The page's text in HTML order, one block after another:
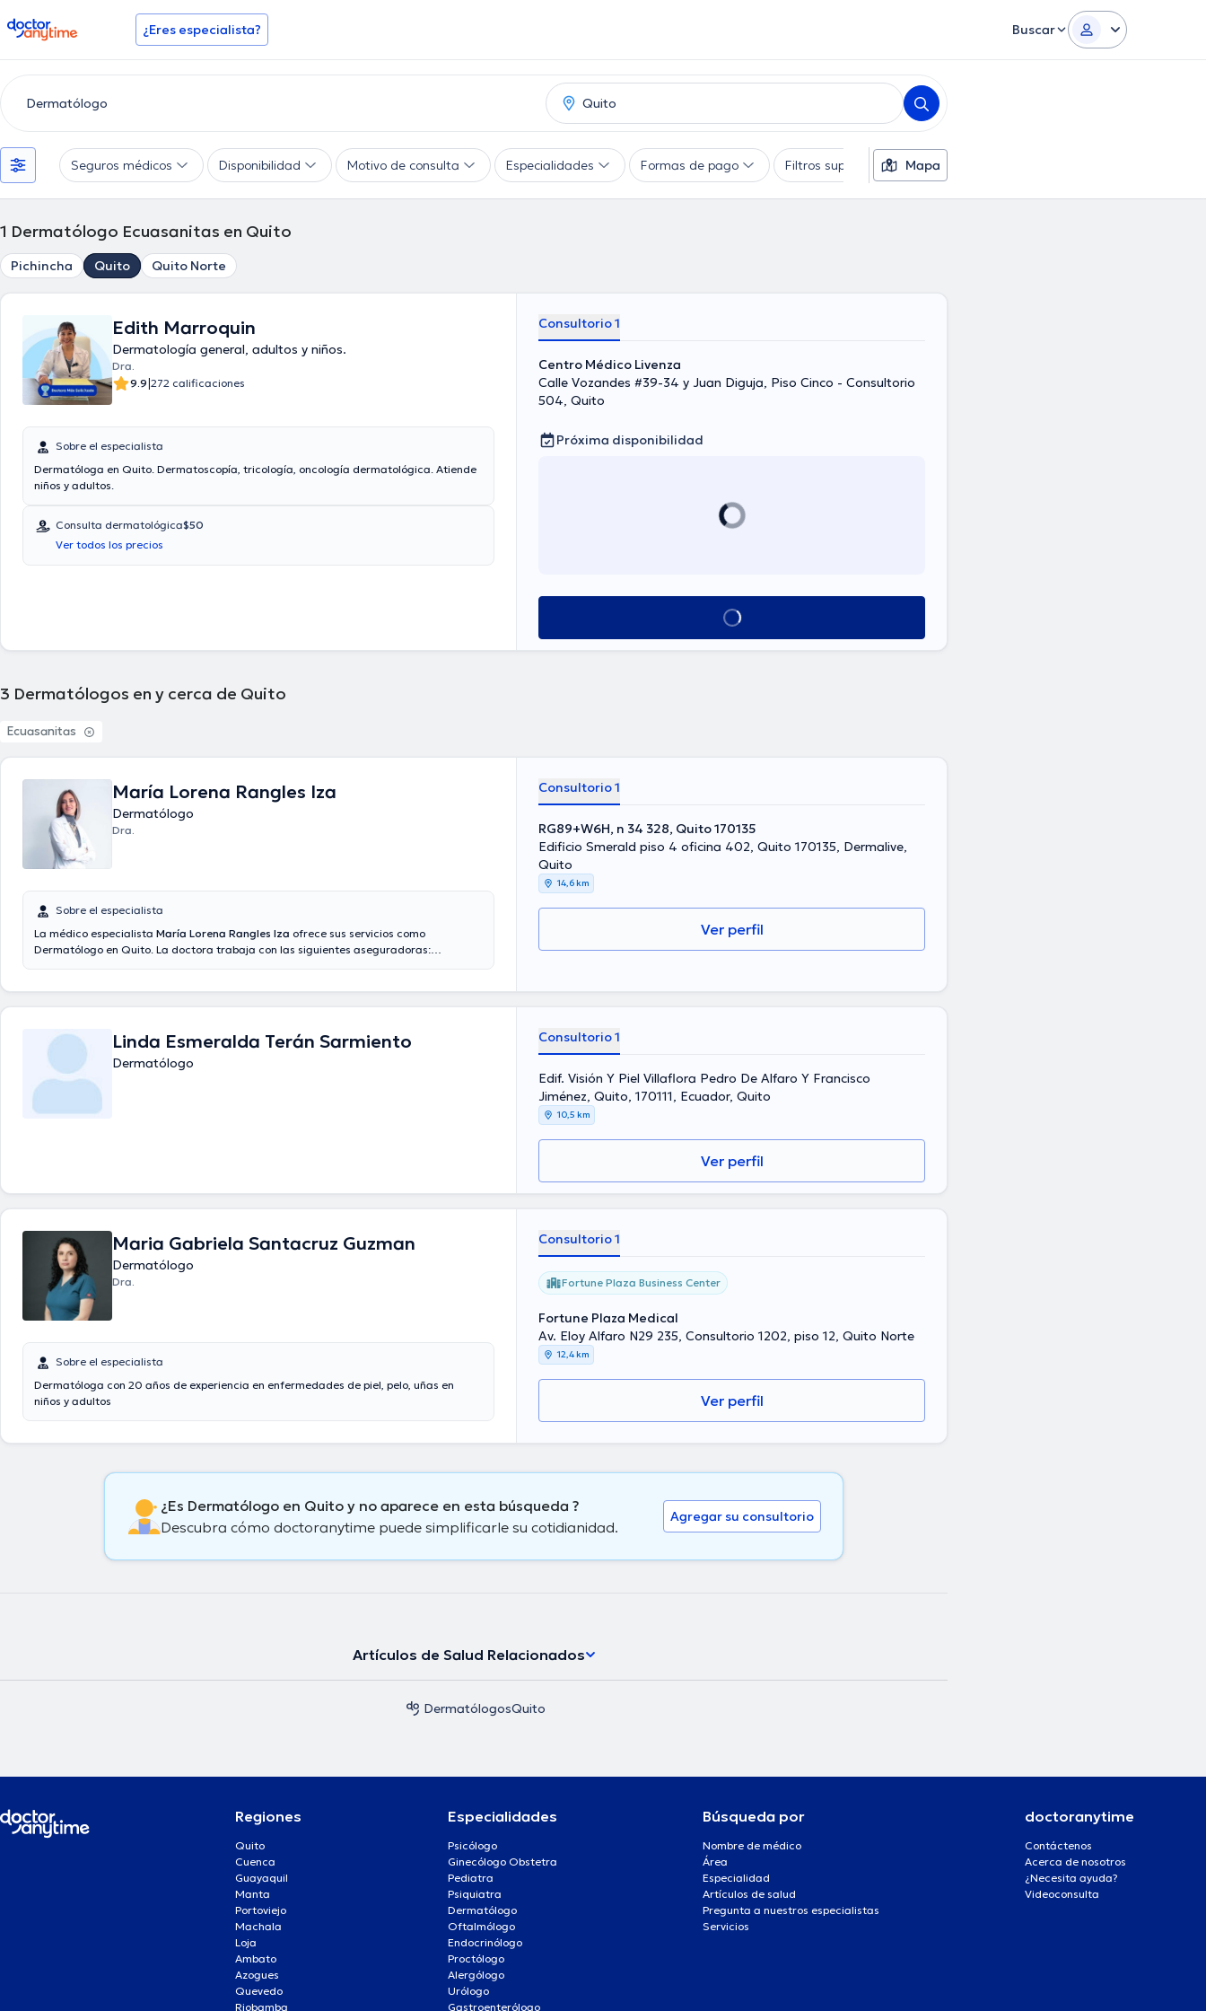
doctoranytime ¿Eres especialista? Buscar
Seguros médicos Disponibilidad Motivo de consulta Especialidades Formas de pago Filtros suplementariosMapa
1 Dermatólogo Ecuasanitas en Quito
Pichincha Quito Quito Norte
Edith Marroquin
Dermatología general, adultos y niños.
Dra.
9.9|272 calificaciones
Sobre el especialista
Dermatóloga en Quito. Dermatoscopía, tricología, oncología dermatológica. Atiende
niños y adultos.
Consulta dermatológica$50
Ver todos los precios
Consultorio 1
Centro Médico Livenza
Calle Vozandes #39-34 y Juan Diguja, Piso Cinco - Consultorio
504, Quito
Próxima disponibilidad
Ver más horarios
3 Dermatólogos en y cerca de Quito
Ecuasanitas
María Lorena Rangles Iza
Dermatólogo
Dra.
Sobre el especialista
La médico especialista María Lorena Rangles Iza ofrece sus servicios como
Dermatólogo en Quito. La doctora trabaja con las siguientes aseguradoras:
Consultorio 1
RG89+W6H, n 34 328, Quito 170135
Edificio Smerald piso 4 oficina 402, Quito 170135, Dermalive,
Quito
14,6 km
Ver perfil
Linda Esmeralda Terán Sarmiento
Dermatólogo
Consultorio 1
Edif. Visión Y Piel Villaflora Pedro De Alfaro Y Francisco
Jiménez, Quito, 170111, Ecuador, Quito
10,5 km
Ver perfil
Maria Gabriela Santacruz Guzman
Dermatólogo
Dra.
Sobre el especialista
Dermatóloga con 20 años de experiencia en enfermedades de piel, pelo, uñas en
niños y adultos
Consultorio 1
Fortune Plaza Business Center
Fortune Plaza Medical
Av. Eloy Alfaro N29 235, Consultorio 1202, piso 12, Quito Norte
12,4 km
Ver perfil
¿Es Dermatólogo en Quito y no aparece en esta búsqueda ?
Descubra cómo doctoranytime puede simplificarle su cotidianidad.
Agregar su consultorio
Artículos de Salud Relacionados
DermatólogosQuito
Regiones
Quito
Cuenca
Guayaquil
Manta
Portoviejo
Machala
Loja
Ambato
Azogues
Quevedo
Riobamba
Especialidades
Psicólogo
Ginecólogo Obstetra
Pediatra
Psiquiatra
Dermatólogo
Oftalmólogo
Endocrinólogo
Proctólogo
Alergólogo
Urólogo
Gastroenterólogo
Búsqueda por
Nombre de médico
Área
Especialidad
Artículos de salud
Pregunta a nuestros especialistas
Servicios
doctoranytime
Contáctenos
Acerca de nosotros
¿Necesita ayuda?
Videoconsulta